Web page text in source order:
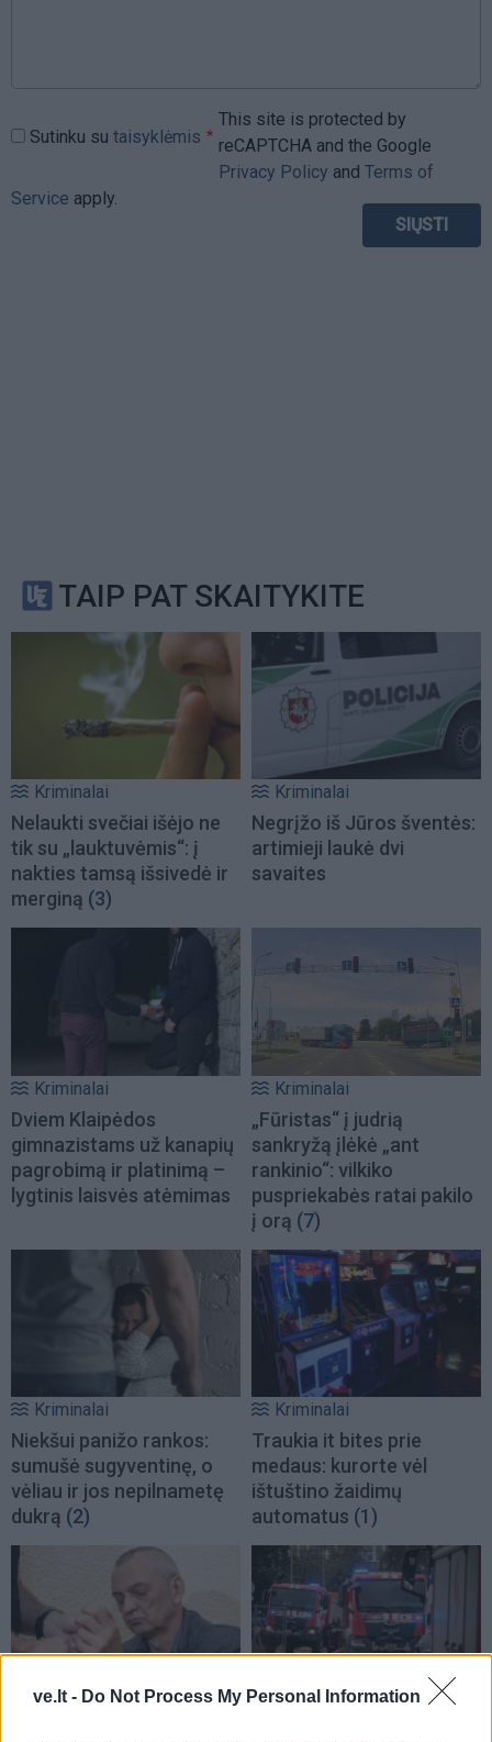
ve.lt - Do Not Process My Personal Information
Sutinku su taisyklėmis
This site is protected by
reCAPTCHA and the Google
Privacy Policy and Terms of
Service apply.
TAIP PAT SKAITYKITE
Kriminalai
Nelaukti svečiai išėjo ne
tik su „lauktuvėmis“: į
nakties tamsą išsivedė ir
merginą (3)
Kriminalai
Negrįžo iš Jūros šventės:
artimieji laukė dvi
savaites
Kriminalai
Dviem Klaipėdos
gimnazistams už kanapių
pagrobimą ir platinimą –
lygtinis laisvės atėmimas
Kriminalai
„Fūristas“ į judrią
sankryžą įlėkė „ant
rankinio“: vilkiko
puspriekabės ratai pakilo
į orą (7)
Kriminalai
Niekšui panižo rankos:
sumušė sugyventinę, o
vėliau ir jos nepilnametę
dukrą (2)
Kriminalai
Traukia it bites prie
medaus: kurorte vėl
ištuštino žaidimų
automatus (1)
Kriminalai Kriminalai